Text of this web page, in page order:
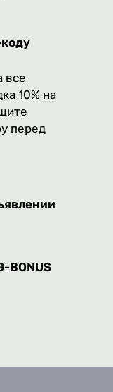
все
10% на
перед
BONUS